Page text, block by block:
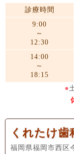
診療時間
9:00
～
12:30
14:00
～
18:15
●
くれたけ歯
福岡県福岡市西区